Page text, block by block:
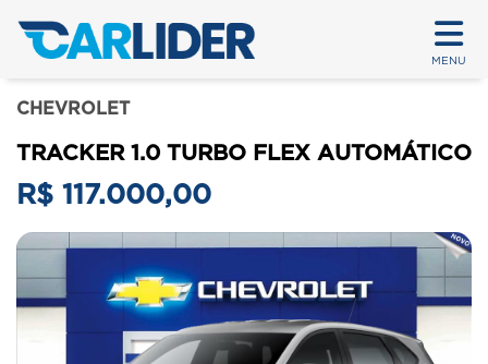
MENU
CHEVROLET
TRACKER 1.0 TURBO FLEX AUTOMÁTICO
R$ 117.000,00